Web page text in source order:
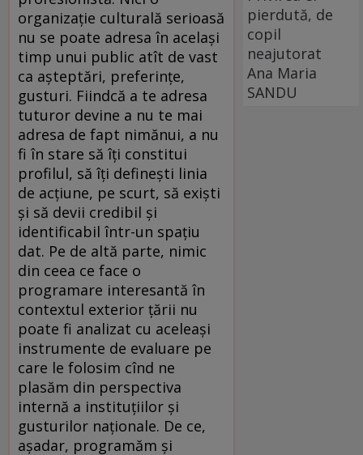
organizaţie culturală serioasă
nu se poate adresa în acelaşi
timp unui public atît de vast
ca aşteptări, preferinţe,
gusturi. Fiindcă a te adresa
tuturor devine a nu te mai
adresa de fapt nimănui, a nu
fi în stare să îţi constitui
profilul, să îţi defineşti linia
de acţiune, pe scurt, să exişti
şi să devii credibil şi
identificabil într-un spaţiu
dat. Pe de altă parte, nimic
din ceea ce face o
programare interesantă în
contextul exterior ţării nu
poate fi analizat cu aceleaşi
instrumente de evaluare pe
care le folosim cînd ne
plasăm din perspectiva
internă a instituţiilor şi
gusturilor naţionale. De ce,
aşadar, programăm şi
pierdută, de
copil
neajutorat
Ana Maria
SANDU